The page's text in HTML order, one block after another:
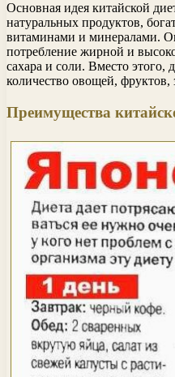
Основная идея китайской
натуральных продуктов,
витаминами и минералами.
потребление жирной и
сахара и соли. Вместо этого,
количество овощей,
Преимущества